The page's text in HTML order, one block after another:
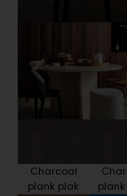
Charcoal
plank plak